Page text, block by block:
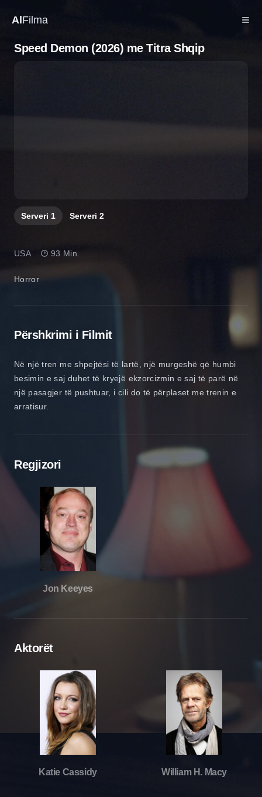
Al Filma
Speed Demon (2026) me Titra Shqip
Serveri 1 Serveri 2
Horror
USA 93 Min.
Përshkrimi i Filmit
Në një tren me shpejtësi të lartë, një murgeshë që humbi
besimin e saj duhet të kryejë ekzorcizmin e saj të parë në
një pasagjer të pushtuar, i cili do të përplaset me trenin e
arratisur.
Regjizori
Jon Keeyes
Aktorët
Katie Cassidy William H. Macy